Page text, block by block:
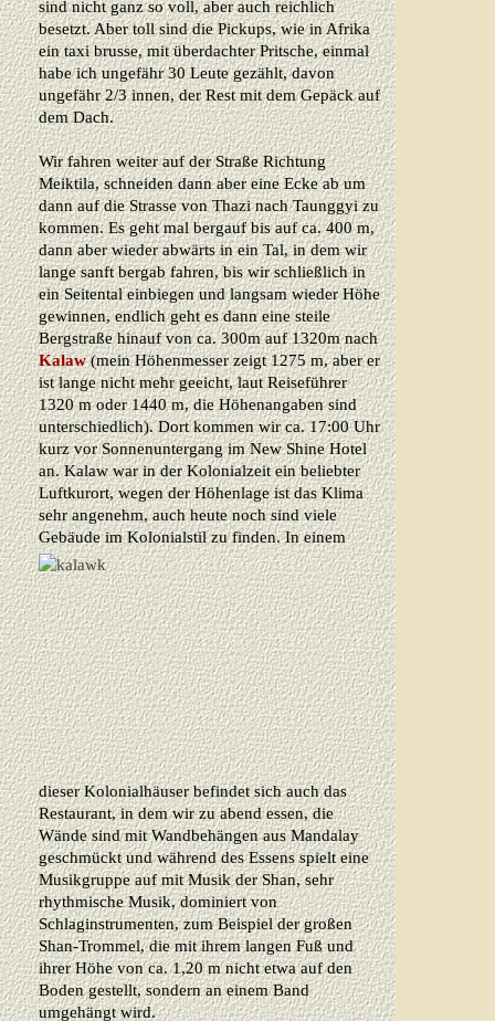
sind nicht ganz so voll, aber auch reichlich
besetzt. Aber toll sind die Pickups, wie in Afrika
ein taxi brusse, mit überdachter Pritsche, einmal
habe ich ungefähr 30 Leute gezählt, davon
ungefähr 2/3 innen, der Rest mit dem Gepäck auf
dem Dach.
Wir fahren weiter auf der Straße Richtung
Meiktila, schneiden dann aber eine Ecke ab um
dann auf die Strasse von Thazi nach Taunggyi zu
kommen. Es geht mal bergauf bis auf ca. 400 m,
dann aber wieder abwärts in ein Tal, in dem wir
lange sanft bergab fahren, bis wir schließlich in
ein Seitental einbiegen und langsam wieder Höhe
gewinnen, endlich geht es dann eine steile
Bergstraße hinauf von ca. 300m auf 1320m nach
Kalaw(mein Höhenmesser zeigt 1275 m, aber er
ist lange nicht mehr geeicht, laut Reiseführer
1320 m oder 1440 m, die Höhenangaben sind
unterschiedlich). Dort kommen wir ca. 17:00 Uhr
kurz vor Sonnenuntergang im New Shine Hotel
an. Kalaw war in der Kolonialzeit ein beliebter
Luftkurort, wegen der Höhenlage ist das Klima
sehr angenehm, auch heute noch sind viele
Gebäude im Kolonialstil zu finden.In einem
dieser Kolonialhäuser befindet sich auch das
Restaurant, in dem wir zu abend essen, die
Wände sind mit Wandbehängen aus Mandalay
geschmückt und während des Essens spielt eine
Musikgruppe auf mit Musik der Shan, sehr
rhythmische Musik, dominiert von
Schlaginstrumenten, zum Beispiel der großen
Shan-Trommel, die mit ihrem langen Fuß und
ihrer Höhe von ca. 1,20 m nicht etwa auf den
Boden gestellt, sondern an einem Band
umgehängt wird.